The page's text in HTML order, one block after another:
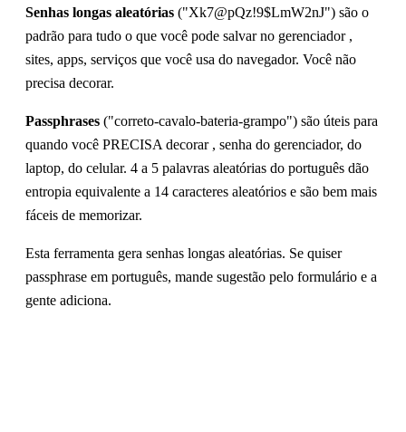
Senhas longas aleatórias ("Xk7@pQz!9$LmW2nJ") são o
padrão para tudo o que você pode salvar no gerenciador ,
sites, apps, serviços que você usa do navegador. Você não
precisa decorar.
Passphrases ("correto-cavalo-bateria-grampo") são úteis para
quando você PRECISA decorar , senha do gerenciador, do
laptop, do celular. 4 a 5 palavras aleatórias do português dão
entropia equivalente a 14 caracteres aleatórios e são bem mais
fáceis de memorizar.
Esta ferramenta gera senhas longas aleatórias. Se quiser
passphrase em português, mande sugestão pelo formulário e a
gente adiciona.